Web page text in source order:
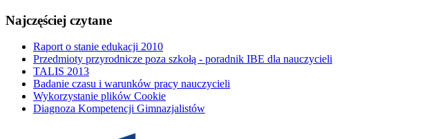
Najczęściej czytane
Raport o stanie edukacji 2010
Przedmioty przyrodnicze poza szkołą - poradnik IBE dla nauczycieli
TALIS 2013
Badanie czasu i warunków pracy nauczycieli
Wykorzystanie plików Cookie
Diagnoza Kompetencji Gimnazjalistów